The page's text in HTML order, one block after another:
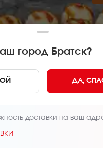
город Братск?
ДА,
доставки на ваш